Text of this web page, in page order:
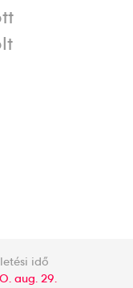
idő
aug. 29.